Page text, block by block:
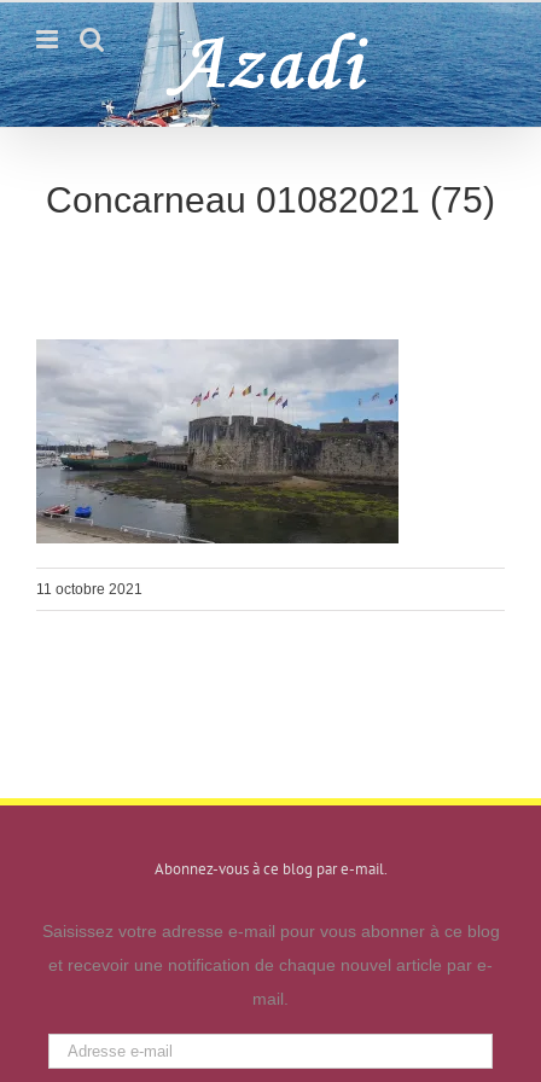
Passer
au
contenu
Concarneau 01082021 (75)
11 octobre 2021
Abonnez-vous à ce blog par e-mail.
Saisissez votre adresse e-mail pour vous abonner à ce blog
et recevoir une notification de chaque nouvel article par e-
mail.
Adresse